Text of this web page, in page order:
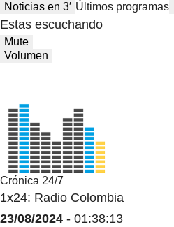
Noticias en 3′ Últimos programas
Estas escuchando
Mute
Volumen
Crónica 24/7
1x24: Radio Colombia
23/08/2024 - 01:38:13